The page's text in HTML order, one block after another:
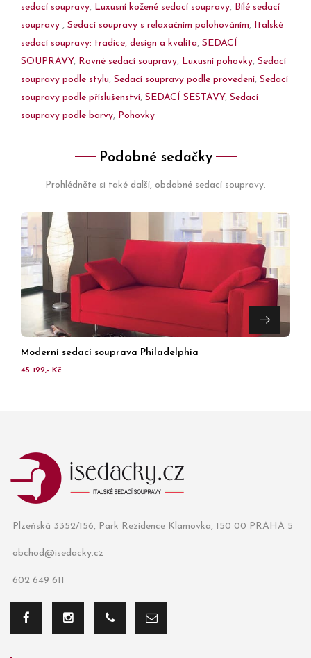
sedací soupravy, Luxusní kožené sedací soupravy, Bílé sedací
soupravy , Sedací soupravy s relaxačním polohováním,
Italské
sedací soupravy: tradice, design a kvalita, SEDACÍ
SOUPRAVY, Rovné sedací soupravy, Luxusní pohovky, Sedací
soupravy podle stylu, Sedací soupravy podle provedení, Sedací
soupravy podle příslušenství, SEDACÍ SESTAVY, Sedací
soupravy podle barvy, Pohovky
Podobné sedačky
Prohlédněte si také další, obdobné sedací soupravy.
Moderní sedací souprava Philadelphia
45 129,- Kč
Plzeňská 3352/156, Park Rezidence Klamovka, 150 00 PRAHA 5
obchod@isedacky.cz
602 649 611